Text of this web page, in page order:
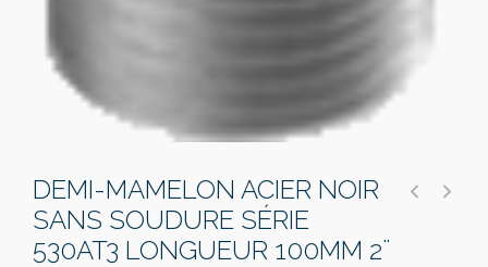
DEMI-MAMELON ACIER NOIR
SANS SOUDURE SÉRIE
530AT3 LONGUEUR 100MM 2¨